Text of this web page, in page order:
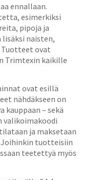
ennallaan.
esimerkiksi
pipoja ja
naisten,
Tuotteet ovat
Trimtexin kaikille
ovat esillä
nähdäkseen on
– sekä
valikoimakoodi
ja maksetaan
Joihinkin tuotteisiin
teetettyä myös